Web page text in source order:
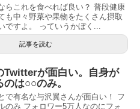
らこれを食べれば良い？ 普段健康
も中々野菜や果物をたくさん摂取
ですよ。 っていうかぼく...
記事を読む
Twitterが面白い。自身が
は○○のみ。
で有名な与沢翼さんが面白い！ フ
のみ フォロワー5万人なのにフォ